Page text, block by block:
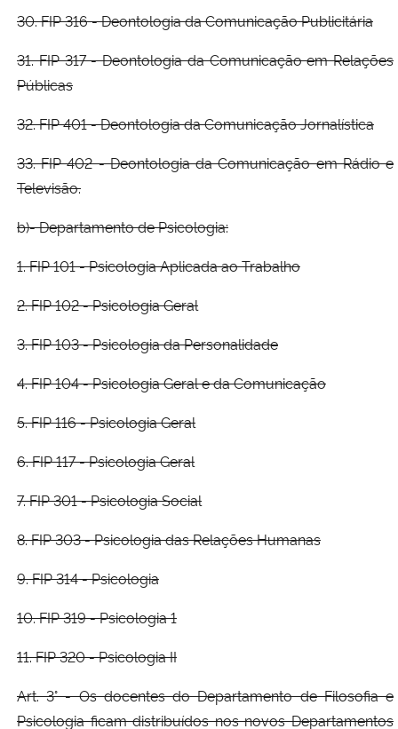
30. FIP 316 - Deontologia da Comunicação Publicitária
31. FIP 317 - Deontologia da Comunicação em Relações
Públicas
32. FIP 401 - Deontologia da Comunicação Jornalística
33. FIP 402 - Deontologia da Comunicação em Rádio e
Televisão.
b)- Departamento de Psicologia:
1. FIP 101 - Psicologia Aplicada ao Trabalho
2. FIP 102 - Psicologia Geral
3. FIP 103 - Psicologia da Personalidade
4. FIP 104 - Psicologia Geral e da Comunicação
5. FIP 116 - Psicologia Geral
6. FIP 117 - Psicologia Geral
7. FIP 301 - Psicologia Social
8. FIP 303 - Psicologia das Relações Humanas
9. FIP 314 - Psicologia
10. FIP 319 - Psicologia 1
11. FIP 320 - Psicologia II
Art. 3° - Os docentes do Departamento de Filosofia e
Psicologia ficam distribuídos nos novos Departamentos